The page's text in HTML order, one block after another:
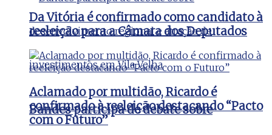
Bandes participa de debate sobre
Da Vitória é confirmado como candidato à
reeleição para a Câmara dos Deputados
Aclamado por multidão, Ricardo é
confirmado à reeleição destacando “Pacto
com o Futuro”